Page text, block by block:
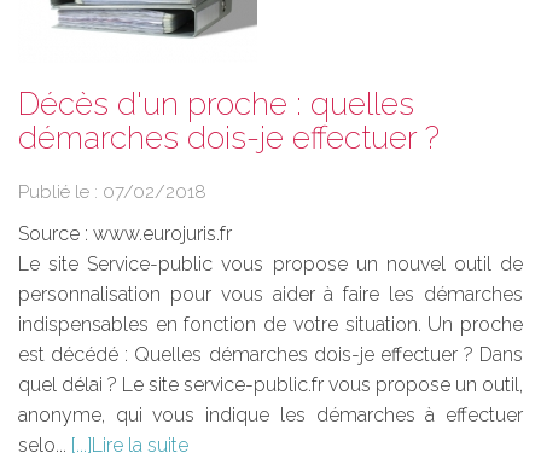
Décès d'un proche : quelles
démarches dois-je effectuer ?
Publié le : 07/02/2018
Source : www.eurojuris.fr
Le site Service-public vous propose un nouvel outil de
personnalisation pour vous aider à faire les démarches
indispensables en fonction de votre situation. Un proche
est décédé : Quelles démarches dois-je effectuer ? Dans
quel délai ? Le site service-public.fr vous propose un outil,
anonyme, qui vous indique les démarches à effectuer
selo...
Lire la suite